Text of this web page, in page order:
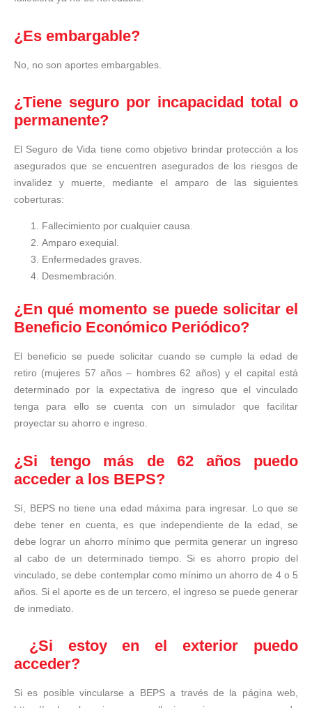
¿Es embargable?
No, no son aportes embargables.
¿Tiene seguro por incapacidad total o
permanente?
El Seguro de Vida tiene como objetivo brindar protección a los
asegurados que se encuentren asegurados de los riesgos de
invalidez y muerte, mediante el amparo de las siguientes
coberturas:
Fallecimiento por cualquier causa.
Amparo exequial.
Enfermedades graves.
Desmembración.
¿En qué momento se puede solicitar el
Beneficio Económico Periódico?
El beneficio se puede solicitar cuando se cumple la edad de
retiro (mujeres 57 años – hombres 62 años) y el capital está
determinado por la expectativa de ingreso que el vinculado
tenga para ello se cuenta con un simulador que facilitar
proyectar su ahorro e ingreso.
¿Si tengo más de 62 años puedo
acceder a los BEPS?
Sí, BEPS no tiene una edad máxima para ingresar. Lo que se
debe tener en cuenta, es que independiente de la edad, se
debe lograr un ahorro mínimo que permita generar un ingreso
al cabo de un determinado tiempo. Si es ahorro propio del
vinculado, se debe contemplar como mínimo un ahorro de 4 o 5
años. Si el aporte es de un tercero, el ingreso se puede generar
de inmediato.
¿Si estoy en el exterior puedo
acceder?
Si es posible vincularse a BEPS a través de la página web,